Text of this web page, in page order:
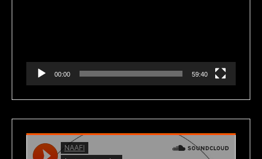
00:00 59:40